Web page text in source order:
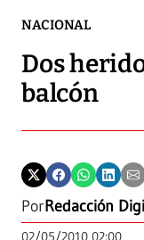
NACIONAL
Dos
balcón
PorRedacción